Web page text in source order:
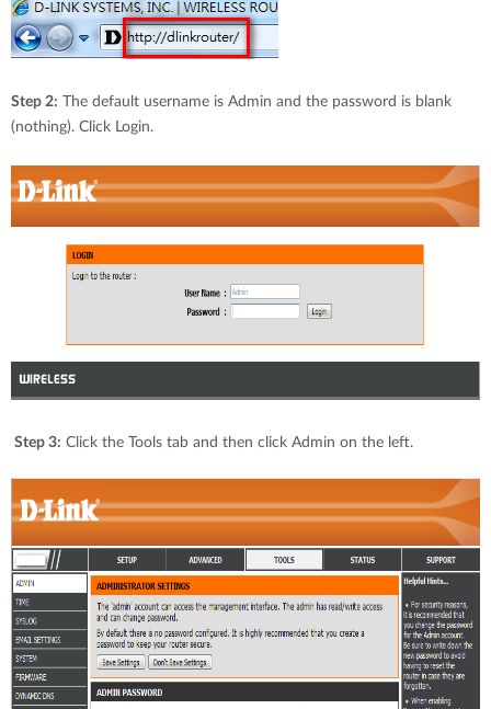
Step 2: The default username is Admin and the password is blank
(nothing). Click Login.
Step 3: Click the Tools tab and then click Admin on the left.